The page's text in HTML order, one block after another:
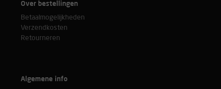
Over bestellingen
Betaalmogelijkheden
Verzendkosten
Retourneren
Algemene info